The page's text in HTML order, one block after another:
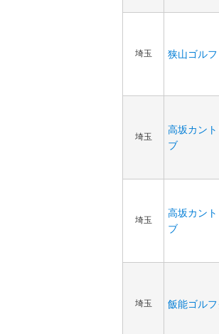
埼玉 狭山ゴル
埼玉
高坂カン
ブ
埼玉
高坂カン
ブ
埼玉 飯能ゴル